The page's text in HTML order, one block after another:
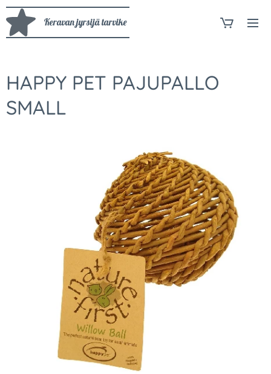
Keravan jyrsijä tarvike
HAPPY PET PAJUPALLO
SMALL